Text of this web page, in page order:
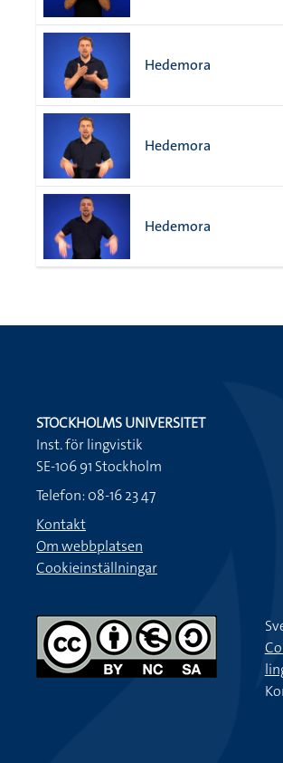
Hedemora
Hedemora
Hedemora
STOCKHOLMS UNIVERSITET
Inst. för lingvistik
SE-106 91 Stockholm
Telefon: 08-16 23 47
Kontakt
Om webbplatsen
Cookieinställningar